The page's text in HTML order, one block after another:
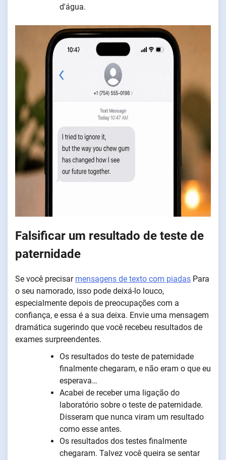
d'água.
Falsificar um resultado de teste de
paternidade
Se você precisar mensagens de texto com piadas Para
o seu namorado, isso pode deixá-lo louco,
especialmente depois de preocupações com a
confiança, e essa é a sua deixa. Envie uma mensagem
dramática sugerindo que você recebeu resultados de
exames surpreendentes.
Os resultados do teste de paternidade
finalmente chegaram, e não eram o que eu
esperava…
Acabei de receber uma ligação do
laboratório sobre o teste de paternidade.
Disseram que nunca viram um resultado
como esse antes.
Os resultados dos testes finalmente
chegaram. Talvez você queira se sentar